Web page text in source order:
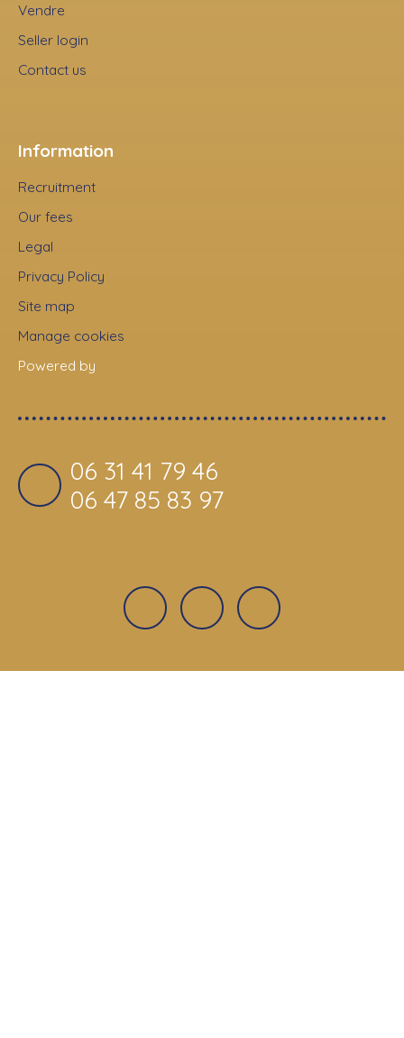
Vendre
Seller login
Contact us
Information
Recruitment
Our fees
Legal
Privacy Policy
Site map
Manage cookies
Powered by
06 31 41 79 46
06 47 85 83 97